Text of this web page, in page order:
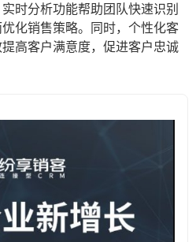
时分析功能帮助团队快速识别
化销售策略。同时，个性化客
高客户满意度，促进客户忠诚